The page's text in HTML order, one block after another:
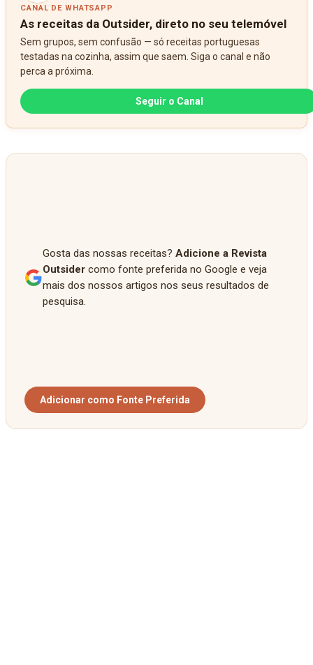
CANAL DE WHATSAPP
As receitas da Outsider, direto no seu telemóvel
Sem grupos, sem confusão — só receitas portuguesas
testadas na cozinha, assim que saem. Siga o canal e não
perca a próxima.
Seguir o Canal
Gosta das nossas receitas? Adicione a Revista
Outsider como fonte preferida no Google e veja
mais dos nossos artigos nos seus resultados de
pesquisa.
Adicionar como Fonte Preferida